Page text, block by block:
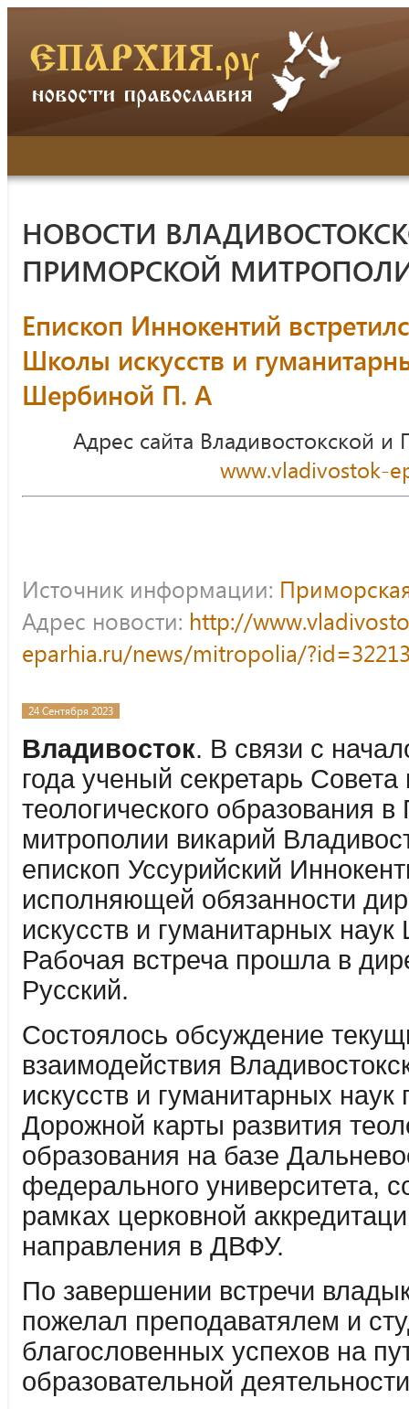
НОВОСТИ
ПРИМОРСКОЙ
Епископ Иннокентий
Школы искусств и
Шербиной П. А
Адрес сайта Владивостокской
www.vladivostok-
Источник информации:
Адрес новости: http://
eparhia.ru/news/mitropolia/
24 Сентября 2023
Владивосток. В связи с
года ученый секретарь
теологического образования
митрополии викарий
епископ Уссурийский
исполняющей обязанности
искусств и гуманитарных
Рабочая встреча прошла в
Русский.
Состоялось обсуждение
взаимодействия
искусств и гуманитарных наук
Дорожной карты развития
образования на базе
федерального университета,
рамках церковной
направления в ДВФУ.
По завершении встречи
пожелал преподаватялем и
благословенных успехов на
образовательной